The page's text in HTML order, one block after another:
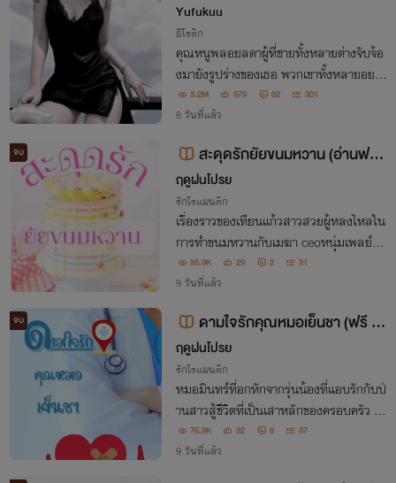
Yufukuu
อีโรติก
คุณหนูพลอยลดาผู้ที่ชายทั้งหลายต่างจับจ้อ
งมายังรูปร่างของเธอ พวกเขาทั้งหลายอยาก
จะสัมผัสร่างกายอันเร่าร้อนของพลอยลด
า...
3.2M 579 32 301
6 วันที่แล้ว
จบ
สะดุดรักยัยขนมหวาน (อ่านฟรีมี
e-book)
ฤดูฝนโปรย
รักโรแมนติก
เรื่องราวของเทียนแก้วสาวสวยผู้หลงไหลใน
การทำขนมหวานกับเมฆา ceoหนุ่มเพลย์บอ
ยผู้ไม่ชอบขนมหวานเป็นที่สุดแต่ดันมาตกห
ลุมรักเจ้าของร้านเบอเกอรี่อย่างเทียนแก้วแ
35.9K 29 2 31
9 วันที่แล้ว
จบ
ดามใจรักคุณหมอเย็นชา (ฟรี มี
e book)
ฤดูฝนโปรย
รักโรแมนติก
หมอมินทร์ที่อกหักจากรุ่นน้องที่แอบรักกับป่
านสาวสู้ชีวิตที่เป็นเสาหลักของครอบครัว เธ
อแอบรักหมอหนุ่มแต่ก็เจียมตัวและตัดใจเพร
าะสถานะที่ต่างกัน แต่แล้วอยู่ๆเป็นหมอมินท
76.9K 32 8 37
9 วันที่แล้ว